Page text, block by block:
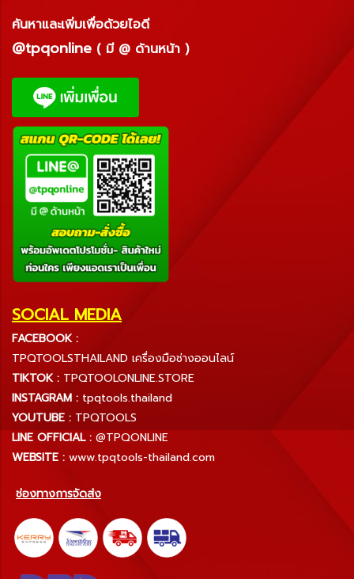
ค้นหาและเพิ่มเพื่อด้วยไอดี
@tpqonline ( มี @ ด้านหน้า )
SOCIAL MEDIA
FACEBOOK :
TPQTOOLSTHAILAND เครื่องมือช่างออนไลน์
TIKTOK : TPQTOOLONLINE.STORE
INSTAGRAM : tpqtools.thailand
YOUTUBE : TPQTOOLS
LINE OFFICIAL : @TPQONLINE
WEBSITE : www.tpqtools-thailand.com
ช่องทางการจัดส่ง